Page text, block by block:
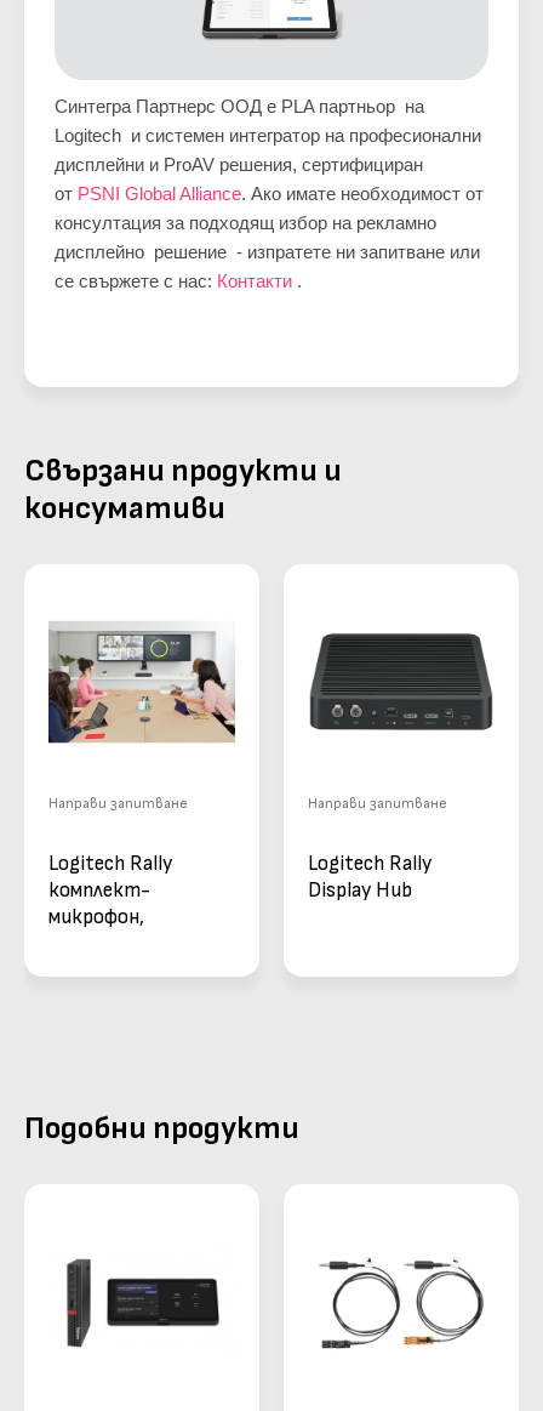
Синтегра Партнерс ООД е PLA партньор на
Logitech и системен интегратор на професионални
дисплейни и ProAV решения, сертифициран
от PSNI Global Alliance. Ако имате необходимост от
консултация за подходящ избор на рекламно
дисплейно решение - изпратете ни запитване или
се свържете с нас: Контакти .
Свързани продукти и
консумативи
Направи запитване
Logitech Rally
комплект-
микрофон,
Направи запитване
Logitech Rally
Display Hub
Подобни продукти